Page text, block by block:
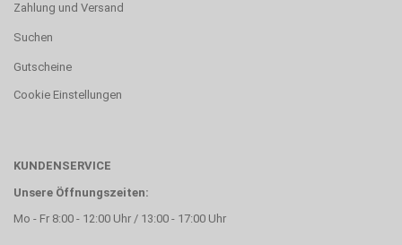
Zahlung und Versand
Suchen
Gutscheine
Cookie Einstellungen
KUNDENSERVICE
Unsere Öffnungszeiten:
Mo - Fr 8:00 - 12:00 Uhr / 13:00 - 17:00 Uhr